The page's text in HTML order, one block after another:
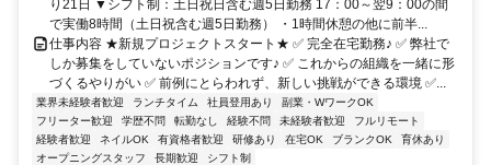
り21日 ▼シフト制：土日祝日含む週5日勤務 17：00～翌9：00の間
で実働8時間（土日祝含む週5日勤務） ・1時間休憩の他に前半...
仕事内容 ★新規プロジェクトスタート★ ✅ 完全在宅勤務♪ ✅ 弊社で
しか募集をしていないポジションです♪ ✅ これからの組織を一緒に形
づくるやりがい ✅ 前例にとらわれず、新しい挑戦ができる環境 ✅...
業界未経験者歓迎 ランチタイム 社員登用あり
副業・WワークOK
フリーター歓迎
学歴不問 転勤なし 経験不問 未経験者歓迎
フルリモート
経験者歓迎
ネイルOK 有資格者歓迎 研修あり 在宅OK ブランクOK
育休あり
オープニングスタッフ
長期歓迎 シフト制